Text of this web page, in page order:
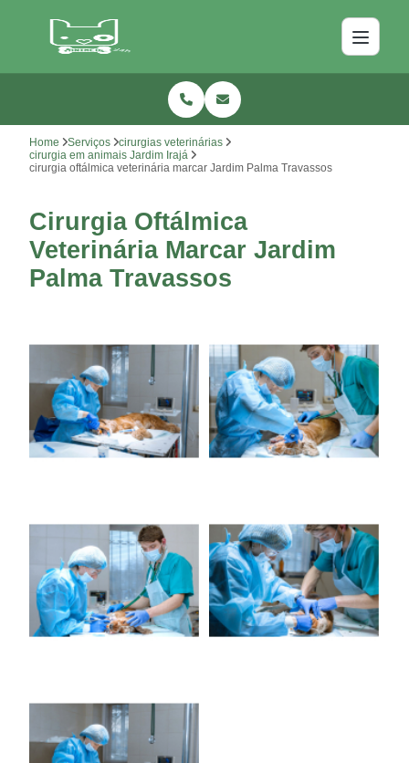
Home Serviços
cirurgias veterinárias
cirurgia em animais Jardim Irajá
cirurgia oftálmica veterinária marcar Jardim Palma Travassos
Cirurgia Oftálmica
Veterinária Marcar Jardim
Palma Travassos